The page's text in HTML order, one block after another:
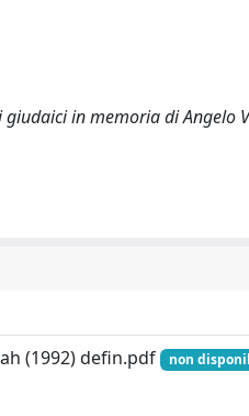
giudaici in memoria di Angelo
(1992) defin.pdf
non